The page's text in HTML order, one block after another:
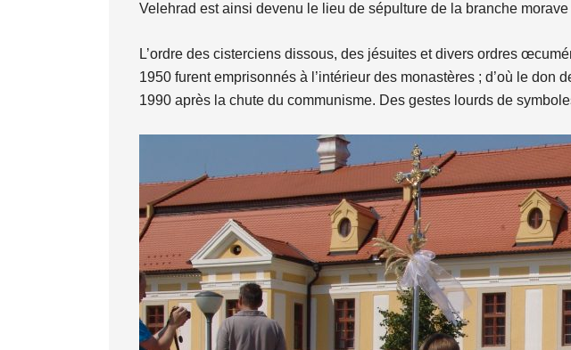
Velehrad est ainsi devenu le lieu de sépulture de la branche
L’ordre des cisterciens dissous, des jésuites et divers ordres
1950 furent emprisonnés à l’intérieur des monastères ; d’où le don
1990 après la chute du communisme. Des gestes lourds de